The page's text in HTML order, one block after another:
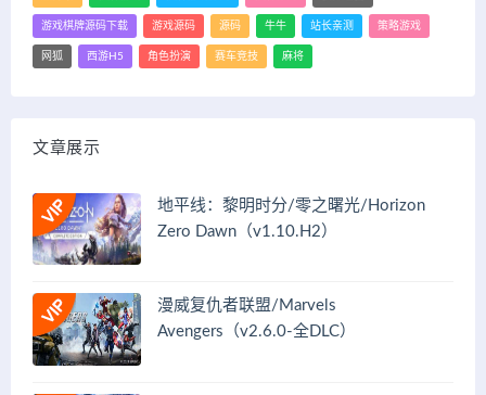
游戏棋牌源码下载 游戏源码 源码 牛牛 站长亲测 策略游戏
网狐 西游H5 角色扮演 赛车竞技 麻将
文章展示
地平线：黎明时分/零之曙光/Horizon
Zero Dawn（v1.10.H2）
漫威复仇者联盟/Marvels
Avengers（v2.6.0-全DLC）